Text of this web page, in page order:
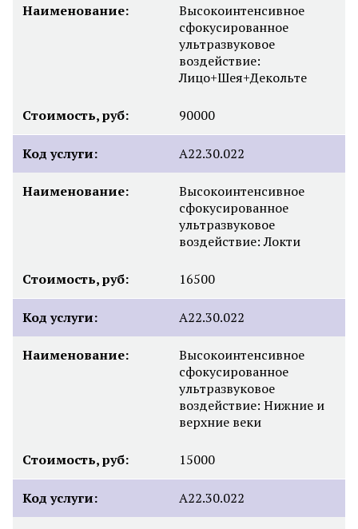
Наименование:
Высокоинтенсивное
сфокусированное
ультразвуковое
воздействие:
Лицо+Шея+Декольте
Стоимость, руб: 90000
Код услуги: А22.30.022
Наименование:
Высокоинтенсивное
сфокусированное
ультразвуковое
воздействие: Локти
Стоимость, руб: 16500
Код услуги: А22.30.022
Наименование:
Высокоинтенсивное
сфокусированное
ультразвуковое
воздействие: Нижние и
верхние веки
Стоимость, руб: 15000
Код услуги: А22.30.022